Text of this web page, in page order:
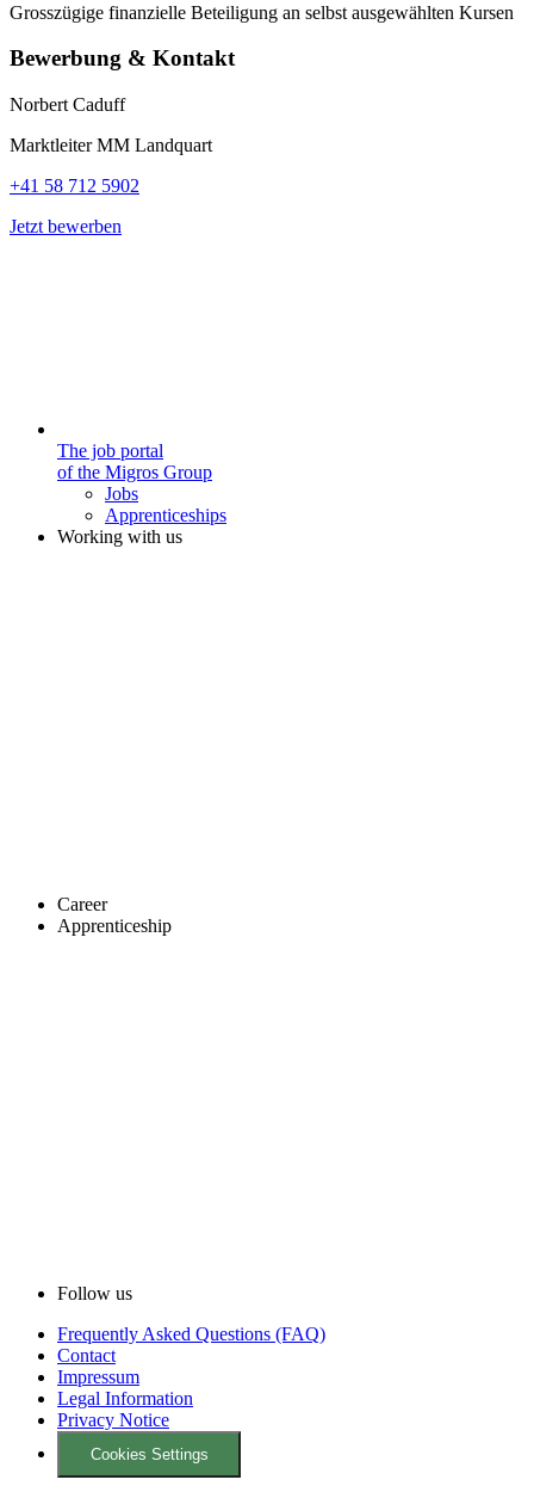
Grosszügige finanzielle Beteiligung an selbst ausgewählten Kursen
Bewerbung & Kontakt
Norbert Caduff
Marktleiter MM Landquart
+41 58 712 5902
Jetzt bewerben
The job portal
of the Migros Group
Jobs
Apprenticeships
Working with us
Career
Apprenticeship
Follow us
Frequently Asked Questions (FAQ)
Contact
Impressum
Legal Information
Privacy Notice
Cookies Settings